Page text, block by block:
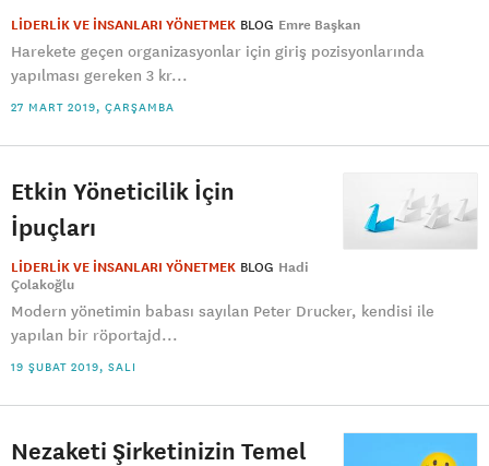
LİDERLİK VE İNSANLARI YÖNETMEK BLOG Emre Başkan
Harekete geçen organizasyonlar için giriş pozisyonlarında
yapılması gereken 3 kr...
27 MART 2019, ÇARŞAMBA
Etkin Yöneticilik İçin
İpuçları
LİDERLİK VE İNSANLARI YÖNETMEK BLOG Hadi
Çolakoğlu
Modern yönetimin babası sayılan Peter Drucker, kendisi ile
yapılan bir röportajd...
19 ŞUBAT 2019, SALI
Nezaketi Şirketinizin Temel